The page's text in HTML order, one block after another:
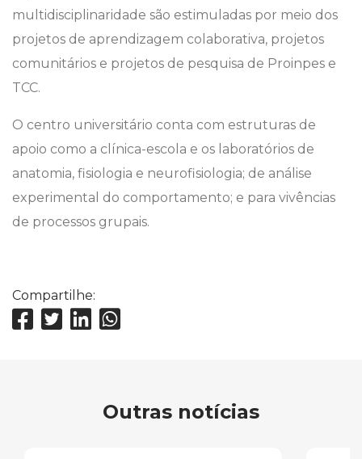
multidisciplinaridade são estimuladas por meio dos
projetos de aprendizagem colaborativa, projetos
comunitários e projetos de pesquisa de Proinpes e
TCC.
O centro universitário conta com estruturas de
apoio como a clínica-escola e os laboratórios de
anatomia, fisiologia e neurofisiologia; de análise
experimental do comportamento; e para vivências
de processos grupais.
Compartilhe:
Outras notícias